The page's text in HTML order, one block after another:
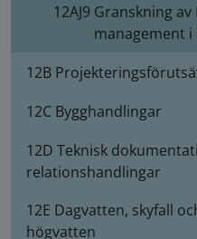
12AJ9 Granskning
management i
12B
12C Bygghandlingar
12D Teknisk
relationshandlingar
12E Dagvatten, skyfall
högvatten